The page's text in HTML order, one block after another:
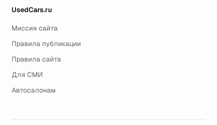
UsedCars.ru
Миссия сайта
Правила публикации
Правила сайта
Для СМИ
Автосалонам